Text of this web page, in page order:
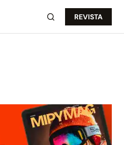
REVISTA